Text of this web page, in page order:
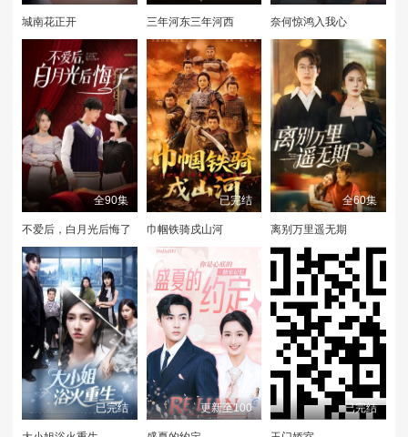
城南花正开 三年河东三年河西 奈何惊鸿入我心
全90集
不爱后，白月光后悔了
已完结
巾帼铁骑戍山河
全60集
离别万里遥无期
已完结 更新至100 已完结